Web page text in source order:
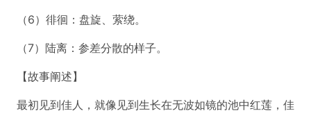
（6）徘徊：盘旋、萦绕。
（7）陆离：参差分散的样子。
【故事阐述】
最初见到佳人，就像见到生长在无波如镜的池中红莲，佳